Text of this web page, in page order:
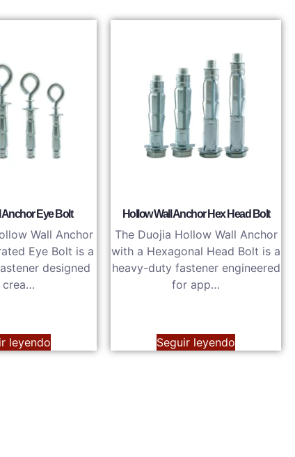
Anchor Eye Bolt
Wall Anchor
Eye Bolt is a
designed
crea…
leyendo
Hollow Wall Anchor Hex Head Bolt
The Duojia Hollow Wall Anchor
with a Hexagonal Head Bolt is a
heavy-duty fastener engineered
for app…
Seguir leyendo